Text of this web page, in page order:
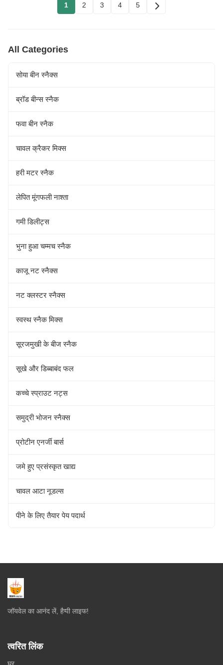
1 2 3 4 5
All Categories
सोया बीन स्नैक्स
ब्रॉड बीन्स स्नैक
फवा बीन स्नैक
चावल क्रैकर मिक्स
हरी मटर स्नैक
लेपित मूंगफली नाश्ता
गमी डिलीट्स
भुना हुआ चम्मच स्नैक
काजू नट स्नैक्स
नट क्लस्टर स्नैक्स
स्वस्थ स्नैक मिक्स
सूरजमुखी के बीज स्नैक
सूखे और डिब्बाबंद फल
कच्चे स्प्राउट नट्स
समुद्री भोजन स्नैक्स
प्रोटीन एनर्जी बार्स
जमे हुए प्रसंस्कृत खाद्य
चावल आटा नूडल्स
पीने के लिए तैयार पेय पदार्थ
जॉयवेल का आनंद लें, हैप्पी लाइफ!
त्वरित लिंक
घर